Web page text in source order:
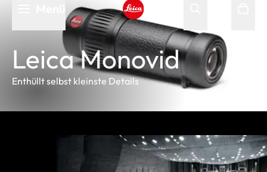
Leica logo - Home
Leica Monovid
Enthüllt selbst kleinste Details